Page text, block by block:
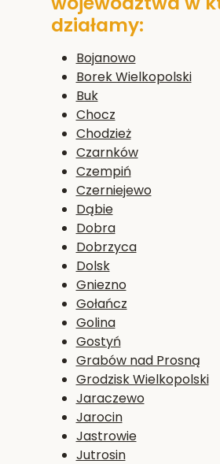
działamy:
Bojanowo
Borek Wielkopolski
Buk
Chocz
Chodzież
Czarnków
Czempiń
Czerniejewo
Dąbie
Dobra
Dobrzyca
Dolsk
Gniezno
Gołańcz
Golina
Gostyń
Grabów nad Prosną
Grodzisk Wielkopolski
Jaraczewo
Jarocin
Jastrowie
Jutrosin